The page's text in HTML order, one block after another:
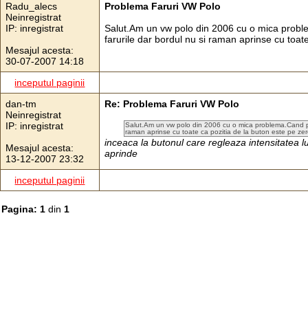
Radu_alecs
Neinregistrat
IP: inregistrat
Mesajul acesta:
30-07-2007 14:18
Problema Faruri VW Polo
Salut.Am un vw polo din 2006 cu o mica
farurile dar bordul nu si raman aprinse cu
inceputul paginii
dan-tm
Neinregistrat
IP: inregistrat
Mesajul acesta:
13-12-2007 23:32
Re: Problema Faruri VW Polo
Salut.Am un vw polo din 2006 cu o mica
raman aprinse cu toate ca pozitia de la buton este pe
inceaca la butonul care regleaza intensitatea
aprinde
inceputul paginii
Pagina: 1 din 1